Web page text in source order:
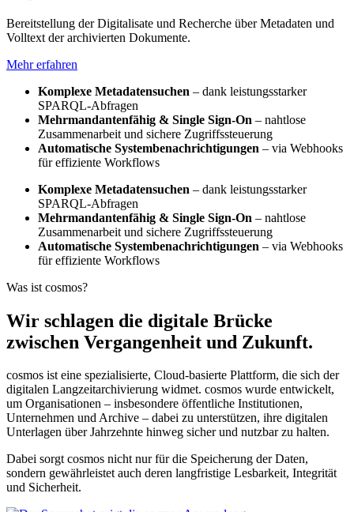
Bereitstellung der Digitalisate und Recherche über Metadaten und
Volltext der archivierten Dokumente.
Mehr erfahren
Komplexe Metadatensuchen – dank leistungsstarker
SPARQL-Abfragen
Mehrmandantenfähig & Single Sign-On – nahtlose
Zusammenarbeit und sichere Zugriffssteuerung
Automatische Systembenachrichtigungen – via Webhooks
für effiziente Workflows
Komplexe Metadatensuchen – dank leistungsstarker
SPARQL-Abfragen
Mehrmandantenfähig & Single Sign-On – nahtlose
Zusammenarbeit und sichere Zugriffssteuerung
Automatische Systembenachrichtigungen – via Webhooks
für effiziente Workflows
Was ist cosmos?
Wir schlagen die digitale Brücke
zwischen Vergangenheit und Zukunft.
cosmos ist eine spezialisierte, Cloud-basierte Plattform, die sich der
digitalen Langzeitarchivierung widmet. cosmos wurde entwickelt,
um Organisationen – insbesondere öffentliche Institutionen,
Unternehmen und Archive – dabei zu unterstützen, ihre digitalen
Unterlagen über Jahrzehnte hinweg sicher und nutzbar zu halten.
Dabei sorgt cosmos nicht nur für die Speicherung der Daten,
sondern gewährleistet auch deren langfristige Lesbarkeit, Integrität
und Sicherheit.